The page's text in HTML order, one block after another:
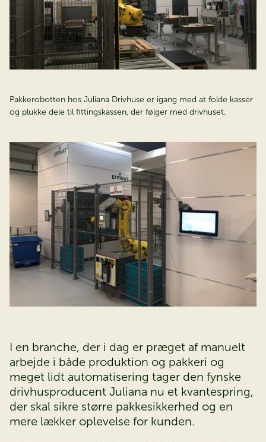
Pakkerobotten hos Juliana Drivhuse er igang med at folde kasser
og plukke dele til fittingskassen, der følger med drivhuset.
I en branche, der i dag er præget af manuelt
arbejde i både produktion og pakkeri og
meget lidt automatisering tager den fynske
drivhusproducent Juliana nu et kvantespring,
der skal sikre større pakkesikkerhed og en
mere lækker oplevelse for kunden.